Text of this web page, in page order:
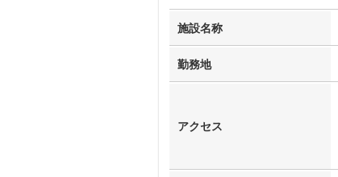
施設名称
勤務地
アクセス